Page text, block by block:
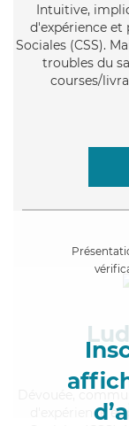
Intuitive,
d'expérience et
Sociales (CSS).
troubles du
courses/
,
d'expérience